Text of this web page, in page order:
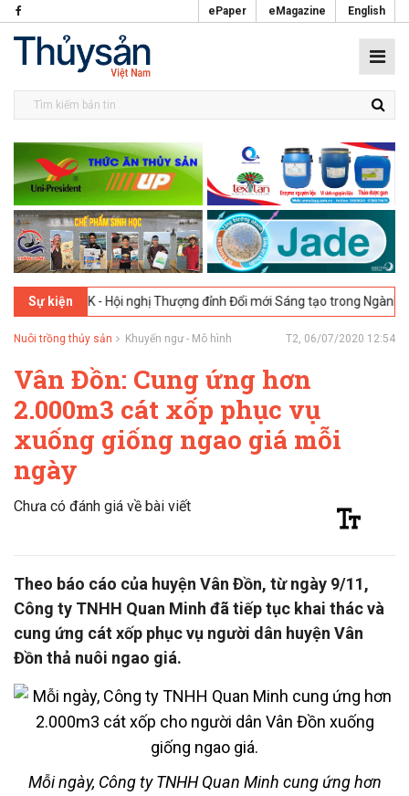
ePaper eMagazine English
Sự kiện
UK - Hội nghị Thượng đỉnh Đổi mới Sáng tạo trong Ngành Thực
Nuôi trồng thủy sản Khuyến ngư - Mô hình T2, 06/07/2020 12:54
Vân Đồn: Cung ứng hơn
2.000m3 cát xốp phục vụ
xuống giống ngao giá mỗi
ngày
Chưa có đánh giá về bài viết
Theo báo cáo của huyện Vân Đồn, từ ngày 9/11,
Công ty TNHH Quan Minh đã tiếp tục khai thác và
cung ứng cát xốp phục vụ người dân huyện Vân
Đồn thả nuôi ngao giá.
Mỗi ngày, Công ty TNHH Quan Minh cung ứng hơn